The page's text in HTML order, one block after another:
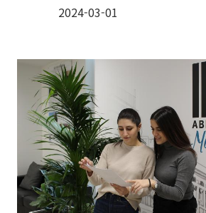
2024-03-01